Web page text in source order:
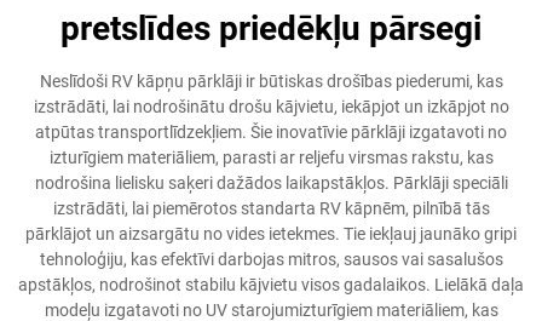
pretslīdes priedēkļu pārsegi
Neslīdoši RV kāpņu pārklāji ir būtiskas drošības piederumi, kas
izstrādāti, lai nodrošinātu drošu kājvietu, iekāpjot un izkāpjot no
atpūtas transportlīdzekļiem. Šie inovatīvie pārklāji izgatavoti no
izturīgiem materiāliem, parasti ar reljefu virsmas rakstu, kas
nodrošina lielisku saķeri dažādos laikapstākļos. Pārklāji speciāli
izstrādāti, lai piemērotos standarta RV kāpnēm, pilnībā tās
pārklājot un aizsargātu no vides ietekmes. Tie iekļauj jaunāko gripi
tehnoloģiju, kas efektīvi darbojas mitros, sausos vai sasalušos
apstākļos, nodrošinot stabilu kājvietu visos gadalaikos. Lielākā daļa
modeļu izgatavoti no UV starojumizturīgiem materiāliem, kas